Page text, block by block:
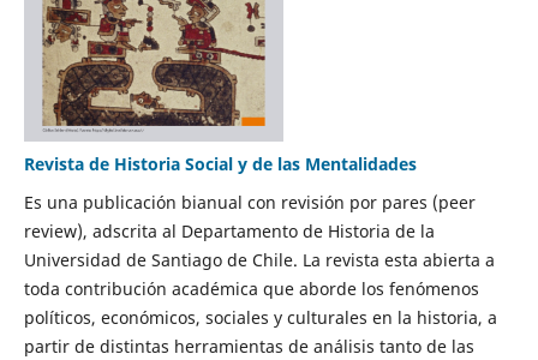
Revista de Historia Social y de las Mentalidades
Es una publicación bianual con revisión por pares (peer
review), adscrita al Departamento de Historia de la
Universidad de Santiago de Chile. La revista esta abierta a
toda contribución académica que aborde los fenómenos
políticos, económicos, sociales y culturales en la historia, a
partir de distintas herramientas de análisis tanto de las